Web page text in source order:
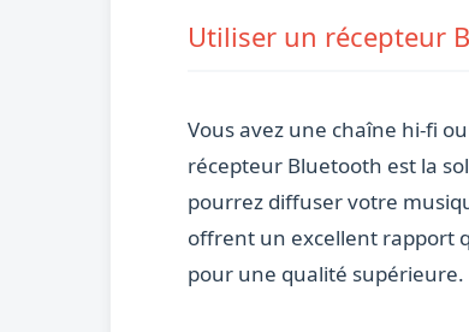
Utiliser un récepteur
Vous avez une chaîne hi-fi
récepteur Bluetooth est la
pourrez diffuser votre
offrent un excellent rapport
pour une qualité supérieure.